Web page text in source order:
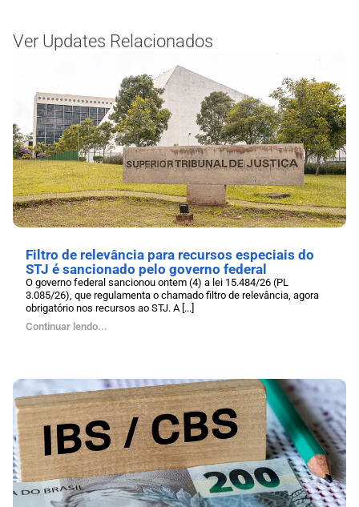
Ver Updates Relacionados
Filtro de relevância para recursos especiais do
STJ é sancionado pelo governo federal
O governo federal sancionou ontem (4) a lei 15.484/26 (PL
3.085/26), que regulamenta o chamado filtro de relevância, agora
obrigatório nos recursos ao STJ. A [...]
Continuar lendo...